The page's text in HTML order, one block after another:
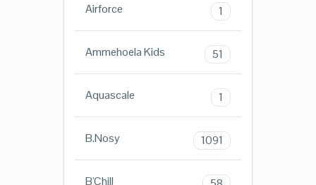
Airforce 1
Ammehoela Kids 51
Aquascale 1
B.Nosy 1091
B'Chill